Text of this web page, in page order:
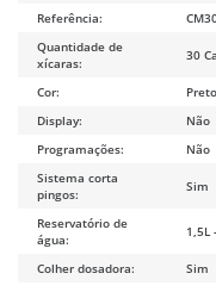
Referência:
Quantidade de
xícaras:
30
Cor:
Preto
Display:
Não
Programações:
Não
Sistema corta
pingos:
Sim
Reservatório de
água:
1,5L
Colher dosadora:
Sim